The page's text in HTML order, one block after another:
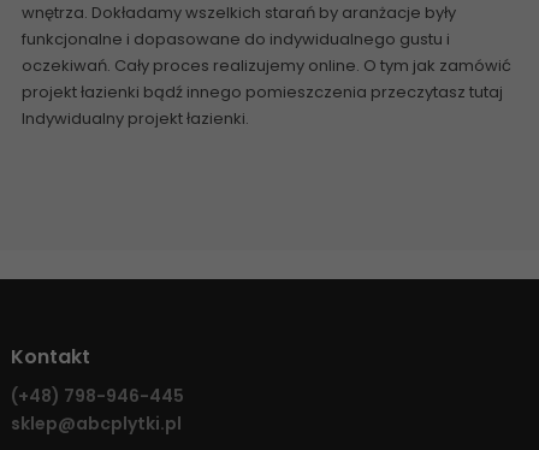
wnętrza. Dokładamy wszelkich starań by aranżacje były
funkcjonalne i dopasowane do indywidualnego gustu i
oczekiwań. Cały proces realizujemy online. O tym jak zamówić
projekt łazienki bądź innego pomieszczenia przeczytasz tutaj
Indywidualny projekt łazienki.
Kontakt
(+48) 798-946-445
sklep@abcplytki.pl